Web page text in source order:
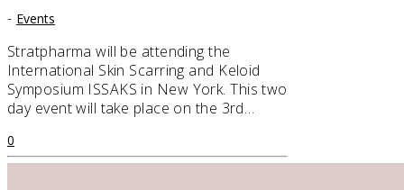
- Events
Stratpharma will be attending the
International Skin Scarring and Keloid
Symposium ISSAKS in New York. This two
day event will take place on the 3rd…
0